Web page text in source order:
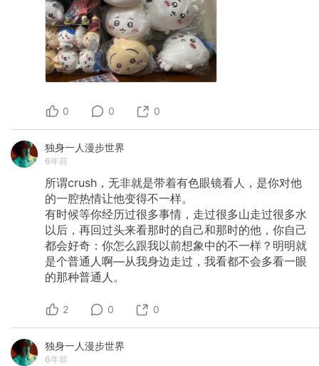
0 0 0
独身一人漫步世界
6年前
所谓crush，无非就是带着有色眼镜看人，是你对他
的一腔热情让他变得不一样。
有时候等你经历过很多事情，走过很多山走过很多水
以后，再回过头来看那时的自己和那时的他，你自己
都会好奇：你怎么跟我以前想象中的不一样？明明就
是个普通人啊—从我身边走过，我看都不会多看一眼
的那种普通人。
2 0 0
独身一人漫步世界
6年前